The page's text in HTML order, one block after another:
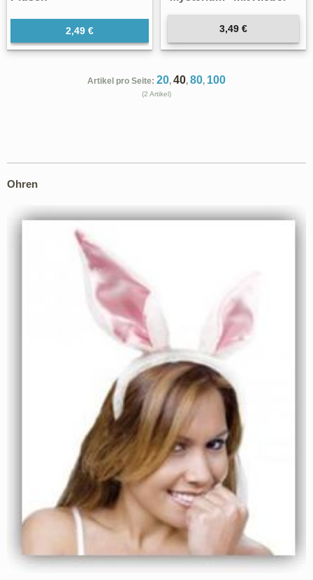
2,49 € 3,49 €
Artikel pro Seite: 20, 40, 80, 100
(2 Artikel)
Ohren